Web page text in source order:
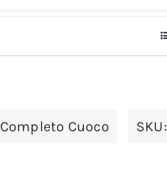
Completo Cuoco SKU: